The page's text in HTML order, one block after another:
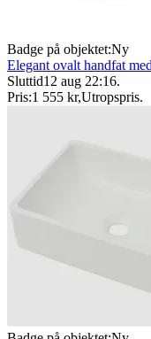
Badge på objektet:Ny
Elegant ovalt handfat
Sluttid12 aug 22:16.
Pris:1 555 kr,Utropspris.